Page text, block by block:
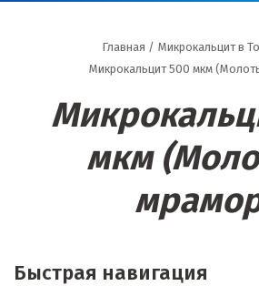
Главная / Микрокальцит в
Микрокальцит 500 мкм
мкм
Быстрая навигация